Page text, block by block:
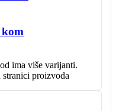
ima više varijanti.
stranici proizvoda